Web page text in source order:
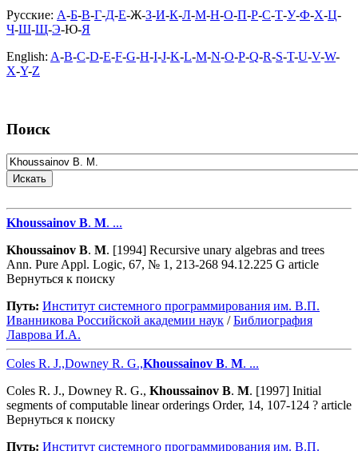
Русские: А-Б-В-Г-Д-Е-Ж-З-И-К-Л-М-Н-О-П-Р-С-Т-У-Ф-Х-Ц-
Ч-Ш-Щ-Э-Ю-Я
English: A-B-C-D-E-F-G-H-I-J-K-L-M-N-O-P-Q-R-S-T-U-V-W-
X-Y-Z
Поиск
Khoussainov B. M. ...
Khoussainov B. M. [1994] Recursive unary algebras and trees
Ann. Pure Appl. Logic, 67, № 1, 213-268 94.12.225 G article
Вернуться к поиску
Путь: Институт системного программирования им. В.П.
Иванникова Роcсийской академии наук /Библиография
Лаврова И.А.
Coles R. J.,Downey R. G.,Khoussainov B. M. ...
Coles R. J., Downey R. G., Khoussainov B. M. [1997] Initial
segments of computable linear orderings Order, 14, 107-124 ? article
Вернуться к поиску
Путь: Институт системного программирования им. В.П.